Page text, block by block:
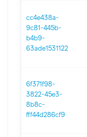
cc4e438a-
9c81-445b-
b4b9-
63ade1531122
6f371f98-
3822-45e3-
8b8c-
fff44d286cf9